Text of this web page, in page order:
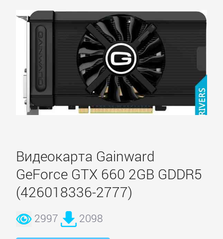
Видеокарта Gainward
GeForce GTX 660 2GB GDDR5
(426018336-2777)
2997 2098